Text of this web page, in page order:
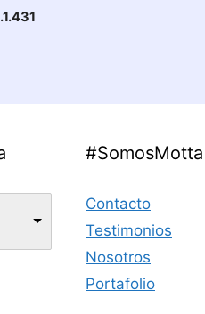
1.431
#SomosMotta
Contacto
Testimonios
Nosotros
Portafolio